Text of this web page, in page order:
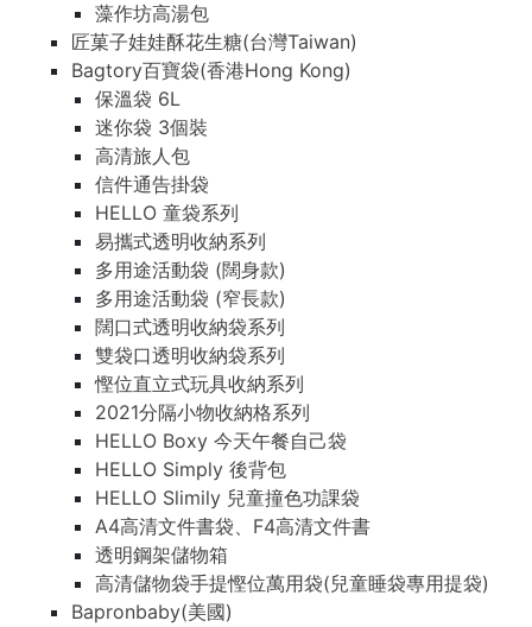
藻作坊高湯包
匠菓子娃娃酥花生糖(台灣Taiwan)
Bagtory百寶袋(香港Hong Kong)
保溫袋 6L
迷你袋 3個裝
高清旅人包
信件通告掛袋
HELLO 童袋系列
易攜式透明收納系列
多用途活動袋 (闊身款)
多用途活動袋 (窄長款)
闊口式透明收納袋系列
雙袋口透明收納袋系列
慳位直立式玩具收納系列
2021分隔小物收納格系列
HELLO Boxy 今天午餐自己袋
HELLO Simply 後背包
HELLO Slimily 兒童撞色功課袋
A4高清文件書袋、F4高清文件書
透明鋼架儲物箱
高清儲物袋手提慳位萬用袋(兒童睡袋專用提袋)
Bapronbaby(美國)